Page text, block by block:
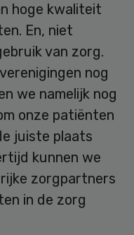
hoge kwaliteit
En, niet
van zorg.
nog
we namelijk nog
onze patiënten
juiste plaats
kunnen we
zorgpartners
in de zorg